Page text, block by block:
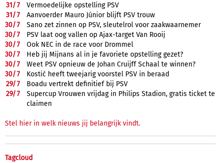
31/7
Vermoedelijke opstelling PSV
31/7
Aanvoerder Mauro Júnior blijft PSV trouw
30/7
Sano zet zinnen op PSV, sleutelrol voor zaakwaarnemer
30/7
PSV laat oog vallen op Ajax-target Van Rooij
30/7
Ook NEC in de race voor Drommel
30/7
Heb jij Mijnans al in je favoriete opstelling gezet?
30/7
Weet PSV opnieuw de Johan Cruijff Schaal te winnen?
30/7
Kostić heeft tweejarig voorstel PSV in beraad
29/7
Boadu vertrekt definitief bij PSV
29/7
Supercup Vrouwen vrijdag in Philips Stadion, gratis ticket te
claimen
Stel hier in welk nieuws jij belangrijk vindt.
Tagcloud